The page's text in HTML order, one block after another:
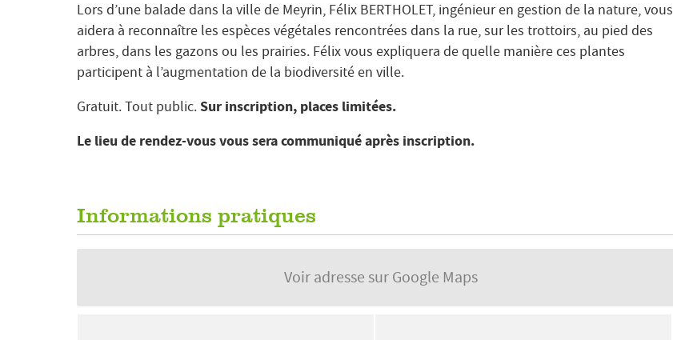
Lors d’une balade dans la ville de Meyrin, Félix BERTHOLET, ingénieur en gestion de la nature, vous
aidera à reconnaître les espèces végétales rencontrées dans la rue, sur les trottoirs, au pied des
arbres, dans les gazons ou les prairies. Félix vous expliquera de quelle manière ces plantes
participent à l’augmentation de la biodiversité en ville.
Gratuit. Tout public.Sur inscription, places limitées.
Le lieu de rendez-vous vous sera communiqué après inscription.
Informations pratiques
Voir adresse sur Google Maps